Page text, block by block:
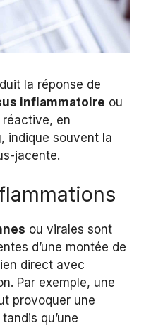
la réponse de
inflammatoire ou
en
indique souvent la
jacente.
ou virales sont
d’une montée de
direct avec
Par exemple, une
provoquer une
qu’une